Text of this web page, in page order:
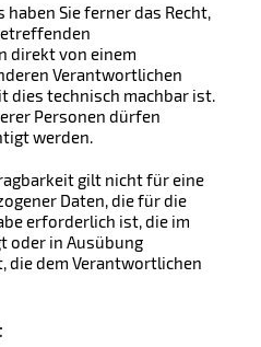
haben Sie ferner das Recht,
direkt von einem
Verantwortlichen
dies technisch machbar ist.
Personen dürfen
werden.
gilt nicht für eine
Daten, die für die
erforderlich ist, die im
oder in Ausübung
die dem Verantwortlichen